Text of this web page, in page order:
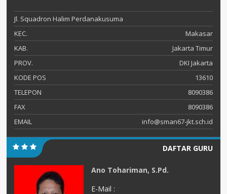
Jl. Squadron Halim Perdanakusuma
KEC.
Makasar
KAB.
Jakarta Timur
PROV.
DKI Jakarta
KODE POS
13610
TELEPON
8090386
FAX
8090386
EMAIL
info@sman67-jkt.sch.id
DAFTAR GURU
Ano Tohariman, S.Pd.
E-Mail :